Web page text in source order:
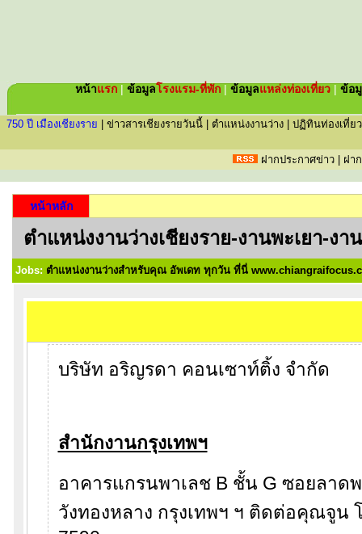
หน้าแรก | ข้อมูลโรงแรม-ที่พัก | ข้อมูลแหล่งท่องเที่ยว | ข้อ
750 ปี เมืองเชียงราย ข่าวสารเชียงรายวันนี้ ตำแหน่งงานว่าง ปฏิทินท่องเที่ยว
ฝากประกาศข่าว| ฝา
หน้าหลัก
ตำแหน่งงานว่างเชียงราย-งานพะเยา-ง
Jobs: ตำแหน่งงานว่างสำหรับคุณ อัพเดท ทุกวัน ที่นี่
บริษัท อริญรดา คอนเซาท์ติ้ง จำกัด
สำนักงานกรุงเทพฯ
อาคารแกรนพาเลช B ชั้น G ซอยลาด
วังทองหลาง กรุงเทพฯ ฯ ติดต่อคุณจูน